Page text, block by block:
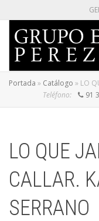
Portada » Catálogo » LO
Teléfono:
91
LO QUE
CALLAR.
SERRANO